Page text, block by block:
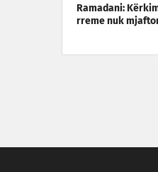
Ramadani:
rreme nuk